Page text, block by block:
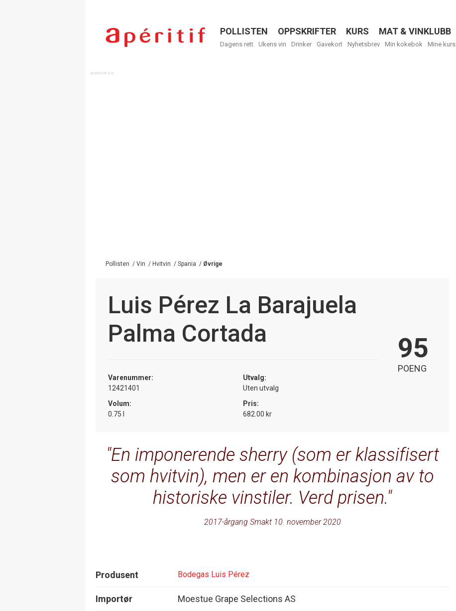
Menu
POLLISTEN OPPSKRIFTER KURS MAT & VINKLUBB
Dagens rett Ukens vin Drinker Gavekort Nyhetsbrev Min kokebok Mine kurs
Pollisten / Vin / Hvitvin / Spania / Øvrige
Luis Pérez La Barajuela
Palma Cortada
Varenummer:
12421401
Utvalg:
Uten utvalg
Volum:
0.75 l
Pris:
682.00 kr
95
POENG
En imponerende sherry (som er klassifisert
som hvitvin), men er en kombinasjon av to
historiske vinstiler. Verd prisen.
2017-årgang Smakt 10. november 2020
Produsent Bodegas Luis Pérez
Importør Moestue Grape Selections AS